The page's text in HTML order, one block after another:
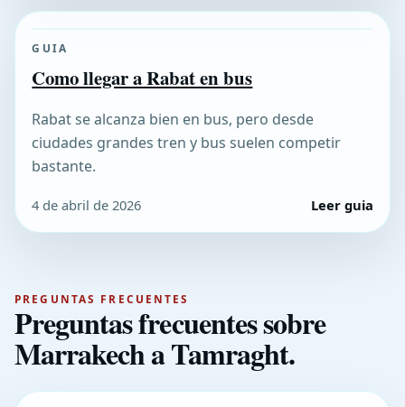
GUIA
Como llegar a Rabat en bus
Rabat se alcanza bien en bus, pero desde
ciudades grandes tren y bus suelen competir
bastante.
4 de abril de 2026 Leer guia
PREGUNTAS FRECUENTES
Preguntas frecuentes sobre
Marrakech a Tamraght.